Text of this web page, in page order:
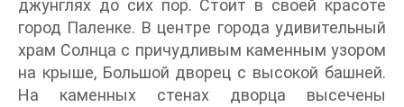
джунглях до сих пор. Стоит в своей красоте
город Паленке. В центре города удивительный
храм Солнца с причудливым каменным узором
на крыше, Большой дворец с высокой башней.
На каменных стенах дворца высечены